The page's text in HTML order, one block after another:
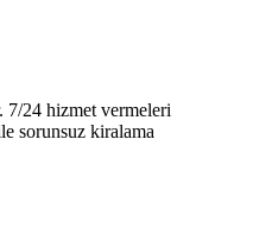
7/24 hizmet vermeleri
sorunsuz kiralama